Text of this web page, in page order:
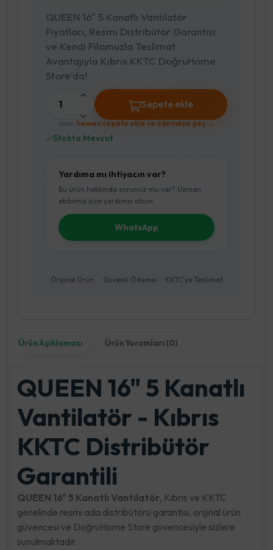
QUEEN 16" 5 Kanatlı Vantilatör
Fiyatları, Resmi Distribütör Garantisi
ve Kendi Filomuzla Teslimat
Avantajıyla Kıbrıs KKTC DoğruHome
Store'da!
1 Sepete ekle
veya hemen sepete ekle ve ödemeye geç →
Stokta Mevcut
Yardıma mı ihtiyacın var?
Bu ürün hakkında sorunuz mu var? Uzman
ekibimiz size yardımcı olsun.
WhatsApp
Orijinal Ürün Güvenli Ödeme KKTC'ye Teslimat
Ürün Açıklaması Ürün Yorumları (0)
QUEEN 16" 5 Kanatlı
Vantilatör - Kıbrıs
KKTC Distribütör
Garantili
QUEEN 16" 5 Kanatlı Vantilatör, Kıbrıs ve KKTC
genelinde resmi ada distribütörü garantisi, orijinal ürün
güvencesi ve DoğruHome Store güvencesiyle sizlere
sunulmaktadır.